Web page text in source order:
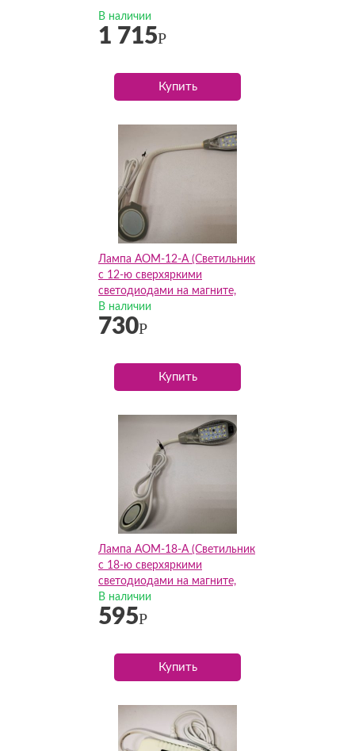
В наличии
1 715Р
Купить
Лампа AOM-12-A (Светильник
с 12-ю сверхяркими
светодиодами на магните,
АОМ)
В наличии
730Р
Купить
Лампа AOM-18-A (Светильник
с 18-ю сверхяркими
светодиодами на магните,
АОМ)
В наличии
595Р
Купить